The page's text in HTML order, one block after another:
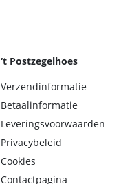
‘t Postzegelhoes
Verzendinformatie
Betaalinformatie
Leveringsvoorwaarden
Privacybeleid
Cookies
Contactpagina